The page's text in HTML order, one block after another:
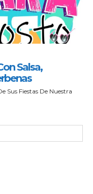
Salsa,
Sus Fiestas De Nuestra